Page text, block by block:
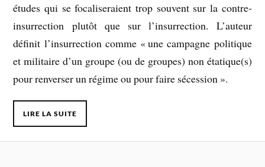
études qui se focaliseraient trop souvent sur la contre-
insurrection plutôt que sur l’insurrection. L’auteur
définit l’insurrection comme « une campagne politique
et militaire d’un groupe (ou de groupes) non étatique(s)
pour renverser un régime ou pour faire sécession ».
LIRE LA SUITE